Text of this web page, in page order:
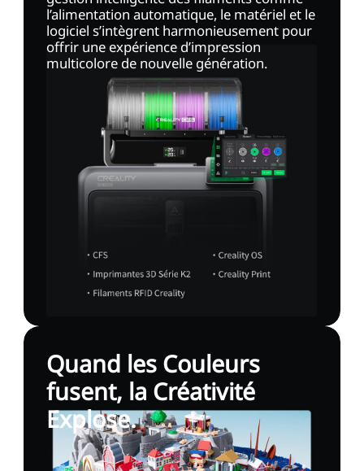
l’alimentation automatique, le matériel et le
logiciel s’intègrent harmonieusement pour
offrir une expérience d’impression
multicolore de nouvelle génération.
Quand les Couleurs
fusent, la Créativité
Explose.